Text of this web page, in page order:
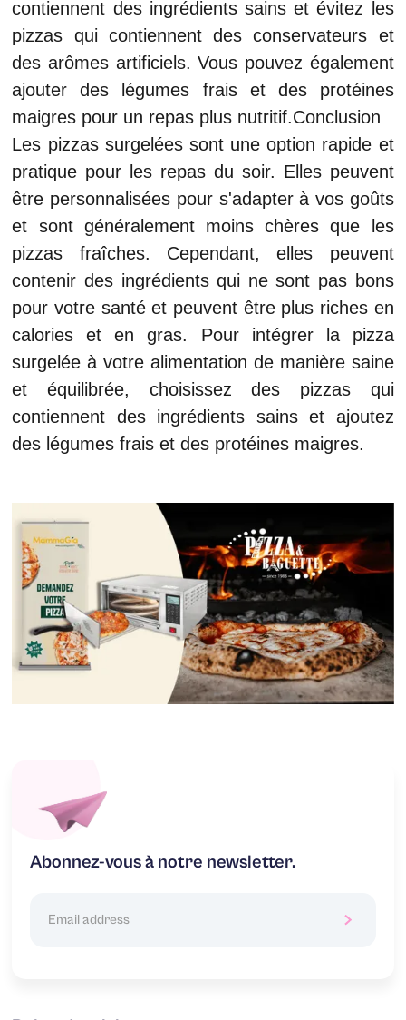
contiennent des ingrédients sains et évitez les
pizzas qui contiennent des conservateurs et
des arômes artificiels. Vous pouvez également
ajouter des légumes frais et des protéines
maigres pour un repas plus nutritif.Conclusion
Les pizzas surgelées sont une option rapide et
pratique pour les repas du soir. Elles peuvent
être personnalisées pour s'adapter à vos goûts
et sont généralement moins chères que les
pizzas fraîches. Cependant, elles peuvent
contenir des ingrédients qui ne sont pas bons
pour votre santé et peuvent être plus riches en
calories et en gras. Pour intégrer la pizza
surgelée à votre alimentation de manière saine
et équilibrée, choisissez des pizzas qui
contiennent des ingrédients sains et ajoutez
des légumes frais et des protéines maigres.
Abonnez-vous à notre newsletter.